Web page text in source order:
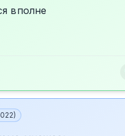
вполне
)